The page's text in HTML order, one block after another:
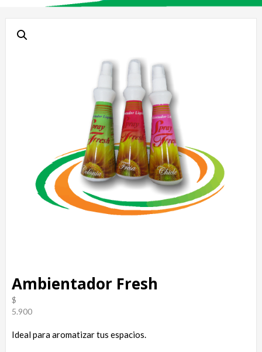
Ambientador Fresh
$
5.900
Ideal para aromatizar tus espacios.